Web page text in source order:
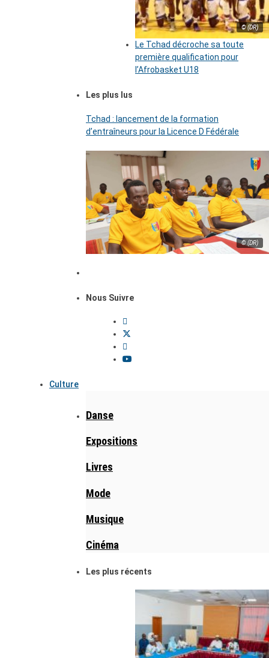
© (DR)
Le Tchad décroche sa toute
première qualification pour
l’Afrobasket U18
Les plus lus
Tchad : lancement de la formation
d’entraîneurs pour la Licence D Fédérale
© (DR)
Nous Suivre
Culture
Danse
Expositions
Livres
Mode
Musique
Cinéma
Les plus récents